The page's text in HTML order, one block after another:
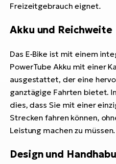
Freizeitgebrauch eignet.
Akku und Reichweite
Das E-Bike ist mit einem
PowerTube Akku mit einer
ausgestattet, der eine
ganztägige Fahrten bietet.
dies, dass Sie mit einer
Strecken fahren können,
Leistung machen zu müssen.
Design und